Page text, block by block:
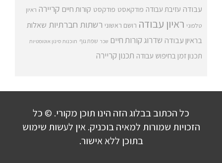
עבודה עזיבת עבודה פודקאסט פודקסט קורות חיים קריירה ראיון
טלפוני ראיון עבודה רושם ראשוני רשתות חברתיות שאלות
בראיון עבודה שדרוג קורות חיים שכר שפת גוף תוכנות סינון אוטומטיות
תכנון זמן בחיפוש עבודה תכנון קריירה
כל הכתוב בבלוג הזה הינו תוכן מקורי. © כל
הזכויות שמורות למאיה בוכניק. אין לעשות שימוש
בתוכן ללא אישור.